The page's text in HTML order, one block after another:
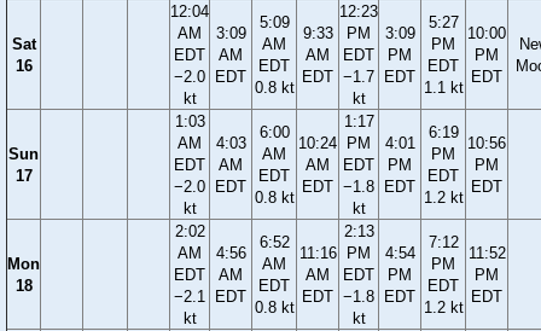
Sat
16
12:04
AM
EDT
−2.0
kt
3:09
AM
EDT
5:09
AM
EDT
0.8 kt
9:33
AM
EDT
12:23
PM
EDT
−1.7
kt
3:09
PM
EDT
5:27
PM
EDT
1.1 kt
10:00
PM
EDT
Sun
17
1:03
AM
EDT
−2.0
kt
4:03
AM
EDT
6:00
AM
EDT
0.8 kt
10:24
AM
EDT
1:17
PM
EDT
−1.8
kt
4:01
PM
EDT
6:19
PM
EDT
1.2 kt
10:56
PM
EDT
Mon
18
2:02
AM
EDT
−2.1
kt
4:56
AM
EDT
6:52
AM
EDT
0.8 kt
11:16
AM
EDT
2:13
PM
EDT
−1.8
kt
4:54
PM
EDT
7:12
PM
EDT
1.2 kt
11:52
PM
EDT